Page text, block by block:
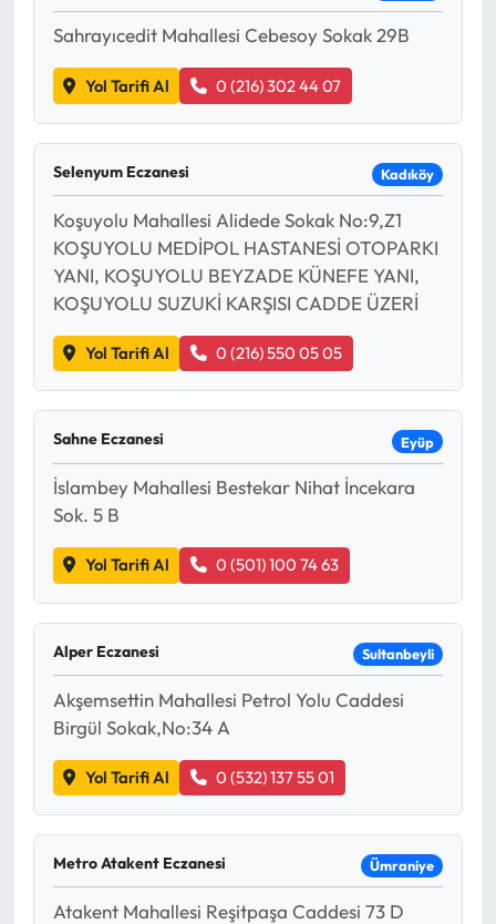
Sahrayıcedit Mahallesi Cebesoy Sokak 29B
Yol Tarifi Al 0 (216) 302 44 07
Selenyum Eczanesi Kadıköy
Koşuyolu Mahallesi Alidede Sokak No:9,Z1
KOŞUYOLU MEDİPOL HASTANESİ OTOPARKI
YANI, KOŞUYOLU BEYZADE KÜNEFE YANI,
KOŞUYOLU SUZUKİ KARŞISI CADDE ÜZERİ
Yol Tarifi Al 0 (216) 550 05 05
Sahne Eczanesi Eyüp
İslambey Mahallesi Bestekar Nihat İncekara
Sok. 5 B
Yol Tarifi Al 0 (501) 100 74 63
Alper Eczanesi Sultanbeyli
Akşemsettin Mahallesi Petrol Yolu Caddesi
Birgül Sokak,No:34 A
Yol Tarifi Al 0 (532) 137 55 01
Metro Atakent Eczanesi Ümraniye
Atakent Mahallesi Reşitpaşa Caddesi 73 D